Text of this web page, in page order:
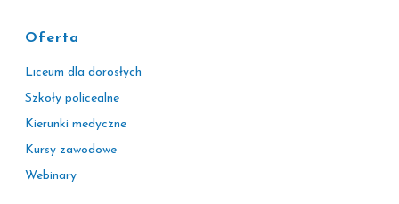
Oferta
Liceum dla dorosłych
Szkoły policealne
Kierunki medyczne
Kursy zawodowe
Webinary